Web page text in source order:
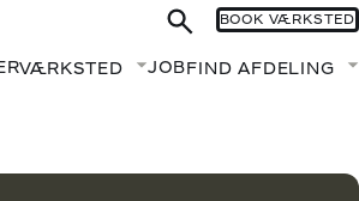
VÆRKSTED Fold undermenu ud
JOB FIND AFDELING
BOOK VÆRKSTED